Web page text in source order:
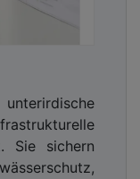
Sie sichern